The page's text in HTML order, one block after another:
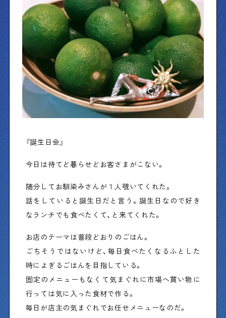
下町くらし不動産
物件情報やリノベーション事例を紹介します
下町日記
下町に暮らす人たちに日記を書いてもらいました
ぶらり、下町
下町の特集記事です
下町コラム
下町の「あの人」が書く連載記事です
Shitamachi Chemistry
下町の「あの人」×「あの人」の科学反応を楽しむ企
画です
『誕生日会』
今日は待てど暮らせどお客さまがこない。
随分してお馴染みさんが１人覗いてくれた。
話をしていると誕生日だと言う。誕生日なので好き
なランチでも食べたくて、と来てくれた。
お店のテーマは普段どおりのごはん。
ごちそうではないけど、毎日食べたくなるふとした
時によぎるごはんを目指している。
固定のメニューもなくて気まぐれに市場へ買い物に
行っては気に入った食材で作る。
毎日が店主の気まぐれでお任せメニューなのだ。